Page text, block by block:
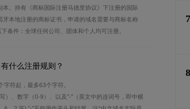
。持有《商标国际注册马德里协议》下注册的国际
本地注册的商标证书，申请的域名需要与商标名称
条件：全球任何公司、团体和个人均可注册。
什么注册规则？
符起，最多63个字符。
）、数字（0-9）、以及"-"（英文中的连词号，即中横